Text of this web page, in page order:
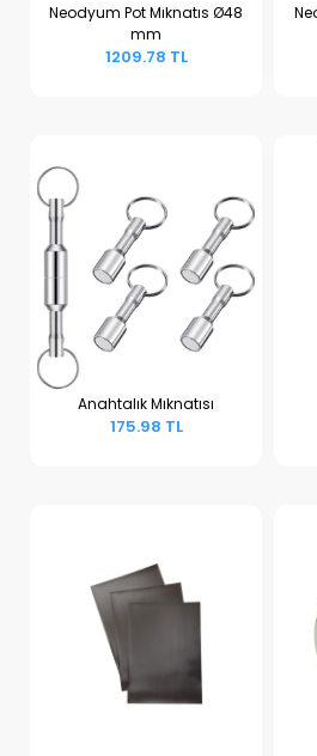
Sepete Ekle
Neodyum Pot Mıknatıs Ø48
mm
1209.78 TL
Sepete Ekle
Anahtalık Mıknatısı
175.98 TL